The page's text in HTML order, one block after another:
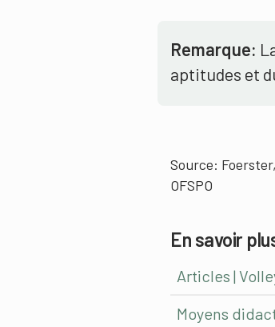
Remarque:
aptitudes et
Source:
OFSPO
En savoir
Articles |
Moyens